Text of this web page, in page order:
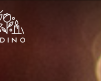
YOUR CART IS
LOGIN/CREATE AN